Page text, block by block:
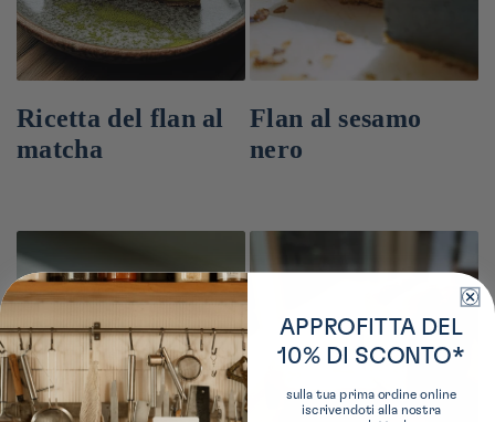
Ricetta del flan al
matcha
Flan al sesamo
nero
APPROFITTA DEL
10% DI SCONTO*
sulla tua prima ordine online
iscrivendoti alla nostra